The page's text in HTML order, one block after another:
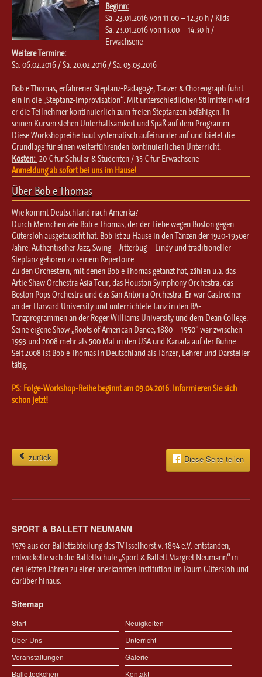
Beginn:
Sa. 23.01.2016 von 11.00 – 12.30 h / Kids
Sa. 23.01.2016 von 13.00 – 14.30 h /
Erwachsene
Weitere Termine:
Sa. 06.02.2016 / Sa. 20.02.2016 / Sa. 05.03.2016
Bob e Thomas, erfahrener Steptanz-Pädagoge, Tänzer & Choreograph führt
ein in die „Steptanz-Improvisation“. Mit unterschiedlichen Stilmitteln wird
er die Teilnehmer kontinuierlich zum freien Steptanzen befähigen. In
seinen Kursen stehen Unterhaltsamkeit und Spaß auf dem Programm.
Diese Workshopreihe baut systematisch aufeinander auf und bietet die
Grundlage für einen weiterführenden kontinuierlichen Unterricht.
Kosten: 20 € für Schüler & Studenten / 35 € für Erwachsene
Anmeldung ab sofort bei uns im Hause!
Über Bob e Thomas
Wie kommt Deutschland nach Amerika?
Durch Menschen wie Bob e Thomas, der der Liebe wegen Boston gegen
Gütersloh ausgetauscht hat. Bob ist zu Hause in den Tänzen der 1920-1950er
Jahre. Authentischer Jazz, Swing – Jitterbug – Lindy und traditioneller
Steptanz gehören zu seinem Repertoire.
Zu den Orchestern, mit denen Bob e Thomas getanzt hat, zählen u.a. das
Artie Shaw Orchestra Asia Tour, das Houston Symphony Orchestra, das
Boston Pops Orchestra und das San Antonia Orchestra. Er war Gastredner
an der Harvard University und unterrichtete Tanz in den BA-
Tanzprogrammen an der Roger Williams University und dem Dean College.
Seine eigene Show „Roots of American Dance, 1880 – 1950“ war zwischen
1993 und 2008 mehr als 500 Mal in den USA und Kanada auf der Bühne.
Seit 2008 ist Bob e Thomas in Deutschland als Tänzer, Lehrer und Darsteller
tätig.
PS: Folge-Workshop-Reihe beginnt am 09.04.2016. Informieren Sie sich
schon jetzt!
zurück Diese Seite teilen
SPORT & BALLETT NEUMANN
1979 aus der Ballettabteilung des TV Isselhorst v. 1894 e.V. entstanden,
entwickelte sich die Ballettschule „Sport & Ballett Margret Neumann“ in
den letzten Jahren zu einer anerkannten Institution im Raum Gütersloh und
darüber hinaus.
Sitemap
Start
Neuigkeiten
Über Uns
Unterricht
Veranstaltungen
Galerie
Balletteckchen
Kontakt